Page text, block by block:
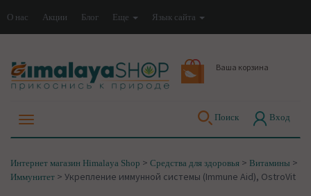
О нас Акции Блог Еще Язык сайта
Ваша корзина
Поиск Вход
Интернет магазин Himalaya Shop > Средства для здоровья > Витамины >
Иммунитет > Укрепление иммунной системы (Immune Aid), OstroVit